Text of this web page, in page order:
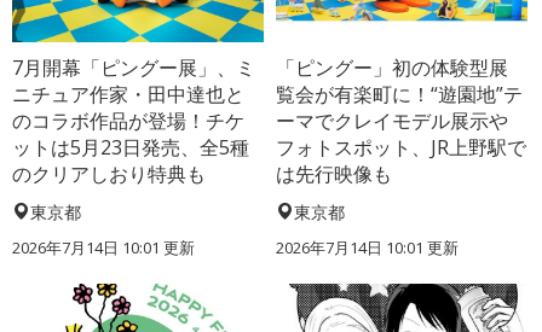
7月開幕「ピングー展」、ミ
ニチュア作家・田中達也と
のコラボ作品が登場！チケ
ットは5月23日発売、全5種
のクリアしおり特典も
東京都
2026年7月14日 10:01 更新
「ピングー」初の体験型展
覧会が有楽町に！“遊園地”テ
ーマでクレイモデル展示や
フォトスポット、JR上野駅で
は先行映像も
東京都
2026年7月14日 10:01 更新